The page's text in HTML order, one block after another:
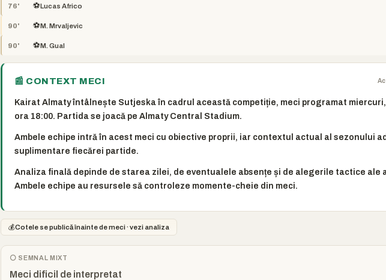
76' ⚽Lucas Africo
90' ⚽M. Mrvaljevic
90' ⚽M. Gual
📰 CONTEXT MECI
Kairat Almaty întâlnește Sutjeska în cadrul această competiție, meci programat
ora 18:00. Partida se joacă pe Almaty Central Stadium.
Ambele echipe intră în acest meci cu obiective proprii, iar contextul actual al sezonului
suplimentare fiecărei partide.
Analiza finală depinde de starea zilei, de eventualele absențe și de alegerile tactice ale
Ambele echipe au resursele să controleze momente-cheie din meci.
💰Cotele se publică înainte de meci · vezi analiza
⚪ SEMNAL MIXT
Meci dificil de interpretat